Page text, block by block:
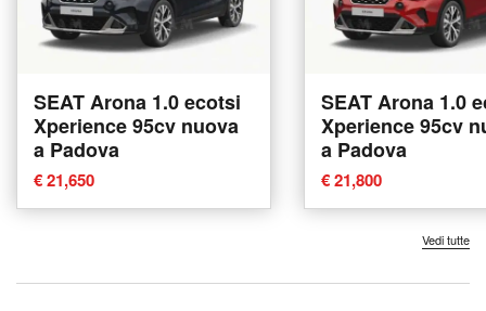
SEAT Arona 1.0 ecotsi
Xperience 95cv nuova
a Padova
€ 21,650
SEAT Arona 1.0
Xperience 95cv
a Padova
€ 21,800
Vedi tutte